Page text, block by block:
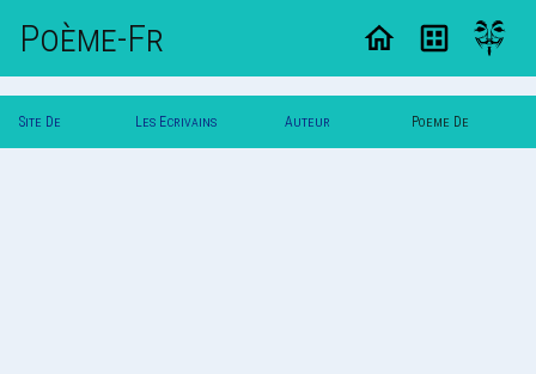
Poème-Fr
Site De Les Ecrivains Auteur Poeme De